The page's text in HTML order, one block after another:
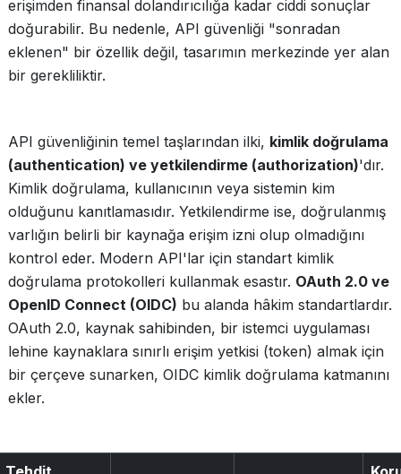
erişimden finansal dolandırıcılığa kadar ciddi sonuçlar
doğurabilir. Bu nedenle, API güvenliği "sonradan
eklenen" bir özellik değil, tasarımın merkezinde yer alan
bir gerekliliktir.
API güvenliğinin temel taşlarından ilki, kimlik doğrulama
(authentication) ve yetkilendirme (authorization)'dır.
Kimlik doğrulama, kullanıcının veya sistemin kim
olduğunu kanıtlamasıdır. Yetkilendirme ise, doğrulanmış
varlığın belirli bir kaynağa erişim izni olup olmadığını
kontrol eder. Modern API'lar için standart kimlik
doğrulama protokolleri kullanmak esastır. OAuth 2.0 ve
OpenID Connect (OIDC) bu alanda hâkim standartlardır.
OAuth 2.0, kaynak sahibinden, bir istemci uygulaması
lehine kaynaklara sınırlı erişim yetkisi (token) almak için
bir çerçeve sunarken, OIDC kimlik doğrulama katmanını
ekler.